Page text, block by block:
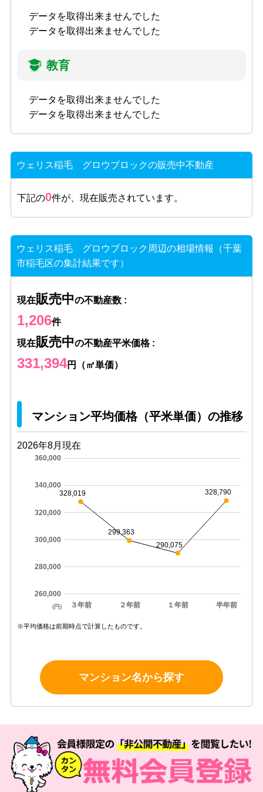
データを取得出来ませんでした
データを取得出来ませんでした
教育
データを取得出来ませんでした
データを取得出来ませんでした
ウェリス稲毛 グロウブロックの販売中不動産
下記の0件が、現在販売されています。
ウェリス稲毛 グロウブロック周辺の相場情報（千葉
市稲毛区の集計結果です）
現在販売中の不動産数 :
1,206件
現在販売中の不動産平米価格 :
331,394円（㎡単価）
マンション平均価格（平米単価）の推移
2026年8月現在
３年前 ２年前 １年前 半年前
260,000
280,000
300,000
320,000
340,000
360,000
328,019
299,363
290,075
328,790
(円)
※平均価格は前期時点で計算したものです。
マンション名から探す